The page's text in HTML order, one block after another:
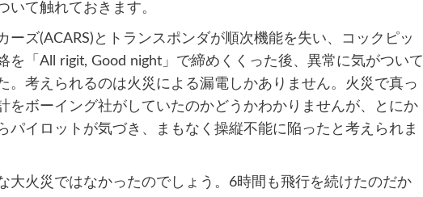
いて触れておきます。
ズ(ACARS)とトランスポンダが順次機能を失い、コックピッ
を「All rigit, Good night」で締めくくった後、異常に気がついて
。考えられるのは火災による漏電しかありません。火災で真っ
をボーイング社がしていたのかどうかわかりませんが、とにか
パイロットが気づき、まもなく操縦不能に陥ったと考えられま
大火災ではなかったのでしょう。6時間も飛行を続けたのだか